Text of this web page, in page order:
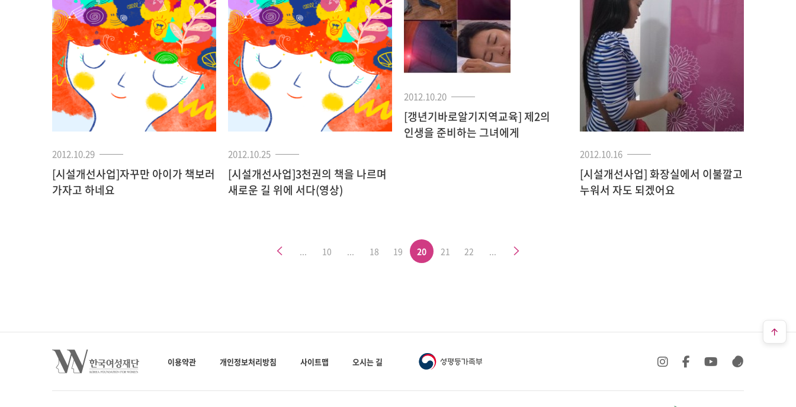
2012.10.29
[시설개선사업]자꾸만 아이가 책보러
가자고 하네요
2012.10.25
[시설개선사업]3천권의 책을 나르며
새로운 길 위에 서다(영상)
2012.10.20
[갱년기바로알기지역교육] 제2의
인생을 준비하는 그녀에게
2012.10.16
[시설개선사업] 화장실에서 이불깔고
누워서 자도 되겠어요
이전 ... 10 ... 18 19 20 21 22 ... 다음
이용약관 개인정보처리방침 사이트맵 오시는 길 SNS 바로가기
SNS 바로가기SNS 바로가기